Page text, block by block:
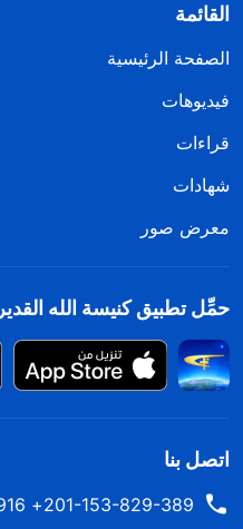
القائمة
الصفحة الرئيسية
فيديوهات
قراءات
شهادات
معرض صور
حمِّل تطبيق كنيسة الله القدير
اتصل بنا
201-153-829-389+ 213-551-750-916+